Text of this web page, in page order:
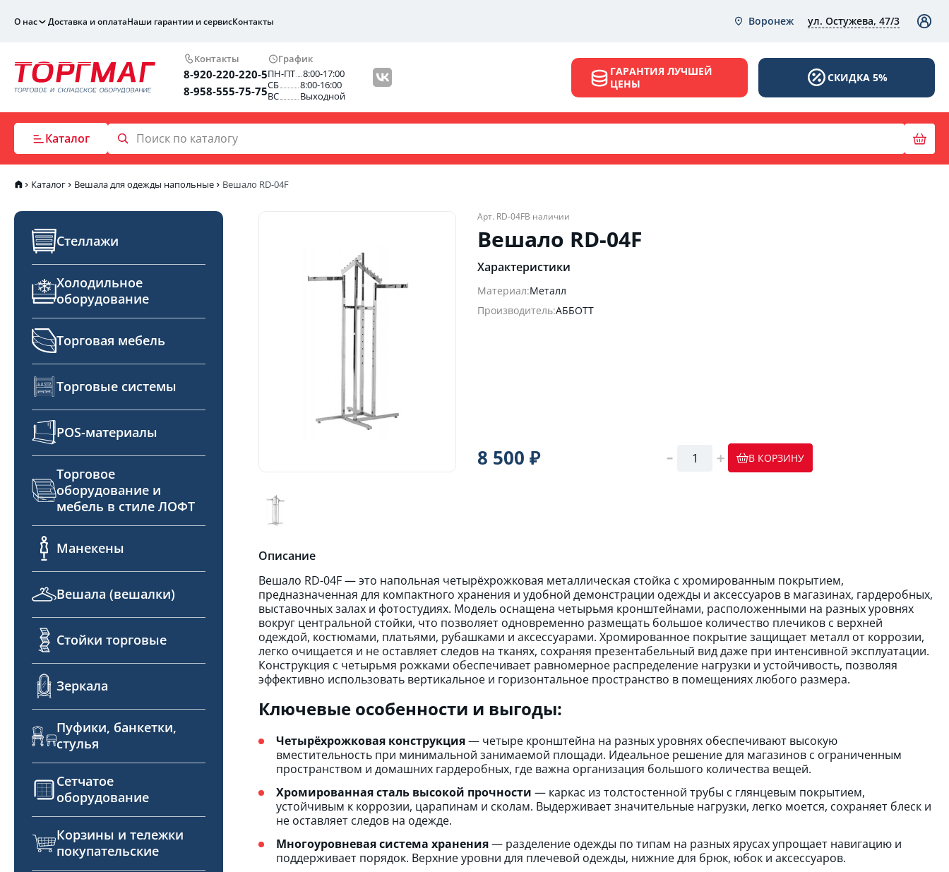
О нас Доставка и оплатаНаши гарантии и сервисКонтакты Воронеж ул. Остужева, 47/3
Контакты
8-920-220-220-5
8-958-555-75-75
График
ПН-ПТ
8:00-17:00
СБ
8:00-16:00
ВС
Выходной
ГАРАНТИЯ ЛУЧШЕЙ
ЦЕНЫ
СКИДКА 5%
Каталог
Каталог Вешала для одежды напольные Вешало RD-04F
Стеллажи
Холодильное
оборудование
Торговая мебель
Торговые системы
POS-материалы
Торговое
оборудование и
мебель в стиле ЛОФТ
Манекены
Вешала (вешалки)
Стойки торговые
Зеркала
Пуфики, банкетки,
стулья
Сетчатое
оборудование
Корзины и тележки
покупательские
Арт. RD-04FВ наличии
Вешало RD-04F
Характеристики
Материал:Металл
Производитель:АББОТТ
8 500 ₽ В КОРЗИНУ
Описание
Вешало RD-04F — это напольная четырёхрожковая металлическая стойка с хромированным покрытием,
предназначенная для компактного хранения и удобной демонстрации одежды и аксессуаров в магазинах, гардеробных,
выставочных залах и фотостудиях. Модель оснащена четырьмя кронштейнами, расположенными на разных уровнях
вокруг центральной стойки, что позволяет одновременно размещать большое количество плечиков с верхней
одеждой, костюмами, платьями, рубашками и аксессуарами. Хромированное покрытие защищает металл от коррозии,
легко очищается и не оставляет следов на тканях, сохраняя презентабельный вид даже при интенсивной эксплуатации.
Конструкция с четырьмя рожками обеспечивает равномерное распределение нагрузки и устойчивость, позволяя
эффективно использовать вертикальное и горизонтальное пространство в помещениях любого размера.
Ключевые особенности и выгоды:
Четырёхрожковая конструкция— четыре кронштейна на разных уровнях обеспечивают высокую
вместительность при минимальной занимаемой площади. Идеальное решение для магазинов с ограниченным
пространством и домашних гардеробных, где важна организация большого количества вещей.
Хромированная сталь высокой прочности — каркас из толстостенной трубы с глянцевым покрытием,
устойчивым к коррозии, царапинам и сколам. Выдерживает значительные нагрузки, легко моется, сохраняет блеск и
не оставляет следов на одежде.
Многоуровневая система хранения— разделение одежды по типам на разных ярусах упрощает навигацию и
поддерживает порядок. Верхние уровни для плечевой одежды, нижние для брюк, юбок и аксессуаров.